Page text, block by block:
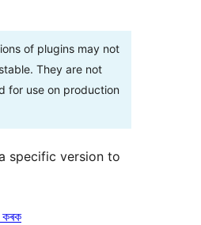
of plugins may not
They are not
for use on production
specific version to
কৰক